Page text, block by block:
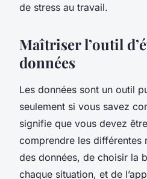
de stress au travail.
Maîtriser l’outil
données
Les données sont un outil
seulement si vous savez
signifie que vous devez
comprendre les différentes
des données, de choisir la
chaque situation, et de